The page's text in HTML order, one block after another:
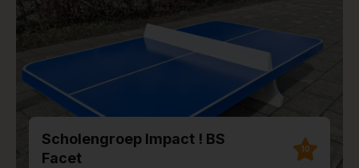
Scholengroep Impact ! BS
Facet
10